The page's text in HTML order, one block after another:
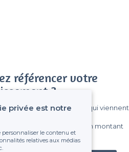
référencer votre
?
le million de visiteurs qui viennent
vous payez un montant
voir déraper la facture.
privée est notre
personnaliser le contenu et
relatives aux médias